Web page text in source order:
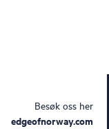
Besøk oss her
edgeofnorway.com